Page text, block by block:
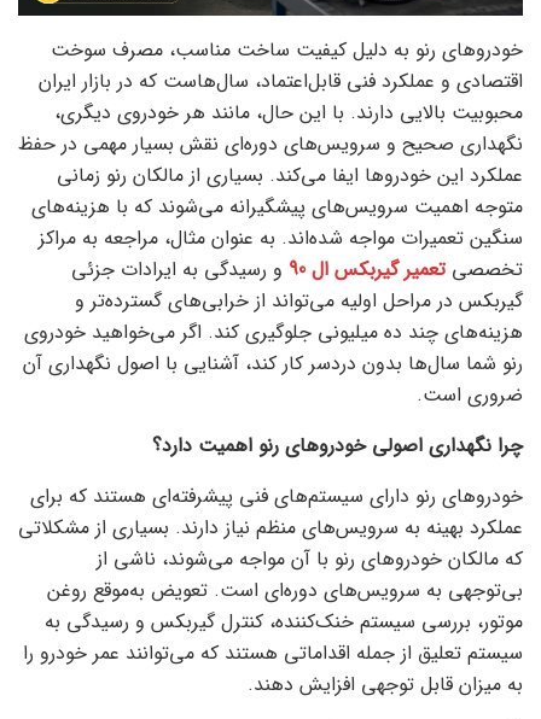
خودروهای رنو به دلیل کیفیت ساخت مناسب، مصرف سوخت
اقتصادی و عملکرد فنی قابل‌اعتماد، سال‌هاست که در بازار ایران
محبوبیت بالایی دارند. با این حال، مانند هر خودروی دیگری،
نگهداری صحیح و سرویس‌های دوره‌ای نقش بسیار مهمی در حفظ
عملکرد این خودروها ایفا می‌کند. بسیاری از مالکان رنو زمانی
متوجه اهمیت سرویس‌های پیشگیرانه می‌شوند که با هزینه‌های
سنگین تعمیرات مواجه شده‌اند. به عنوان مثال، مراجعه به مراکز
تخصصیتعمیر گیربکس ال 90
و رسیدگی به ایرادات جزئی
گیربکس در مراحل اولیه می‌تواند از خرابی‌های گسترده‌تر و
هزینه‌های چند ده میلیونی جلوگیری کند. اگر می‌خواهید خودروی
رنو شما سال‌ها بدون دردسر کار کند، آشنایی با اصول نگهداری آن
ضروری است.
چرا نگهداری اصولی خودروهای رنو اهمیت دارد؟
خودروهای رنو دارای سیستم‌های فنی پیشرفته‌ای هستند که برای
عملکرد بهینه به سرویس‌های منظم نیاز دارند. بسیاری از مشکلاتی
که مالکان خودروهای رنو با آن مواجه می‌شوند، ناشی از
بی‌توجهی به سرویس‌های دوره‌ای است. تعویض به‌موقع روغن
موتور، بررسی سیستم خنک‌کننده، کنترل گیربکس و رسیدگی به
سیستم تعلیق از جمله اقداماتی هستند که می‌توانند عمر خودرو را
به میزان قابل توجهی افزایش دهند.